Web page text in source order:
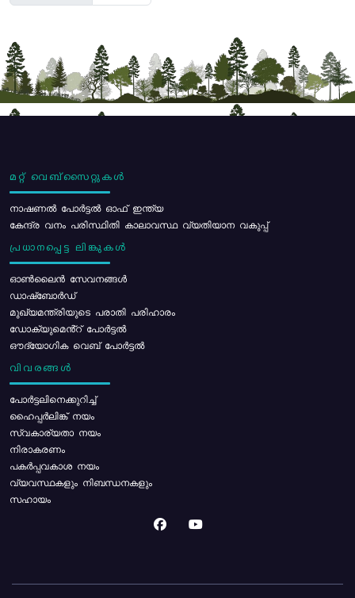
മറ്റ് വെബ്സൈറ്റുകൾ
നാഷണൽ പോർട്ടൽ ഓഫ് ഇന്ത്യ
കേന്ദ്ര വനം പരിസ്ഥിതി കാലാവസ്ഥ വ്യതിയാന വകുപ്പ്
പ്രധാനപ്പെട്ട ലിങ്കുകൾ
ഓൺലൈൻ സേവനങ്ങൾ
ഡാഷ്ബോർഡ്
മുഖ്യമന്ത്രിയുടെ പരാതി പരിഹാരം
ഡോക്യുമെൻ്റ് പോർട്ടൽ
ഔദ്യോഗിക വെബ് പോർട്ടൽ
വിവരങ്ങൾ
പോര്‍ട്ടലിനെക്കുറിച്ച്
ഹൈപ്പർലിങ്ക് നയം
സ്വകാര്യതാ നയം
നിരാകരണം
പകർപ്പവകാശ നയം
വ്യവസ്ഥകളും നിബന്ധനകളും
സഹായം